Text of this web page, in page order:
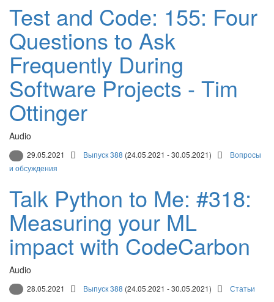
Test and Code: 155: Four
Questions to Ask
Frequently During
Software Projects - Tim
Ottinger
Audio
29.05.2021 Выпуск 388 (24.05.2021 - 30.05.2021)
Вопросы
и обсуждения
Talk Python to Me: #318:
Measuring your ML
impact with CodeCarbon
Audio
28.05.2021 Выпуск 388 (24.05.2021 - 30.05.2021) Статьи